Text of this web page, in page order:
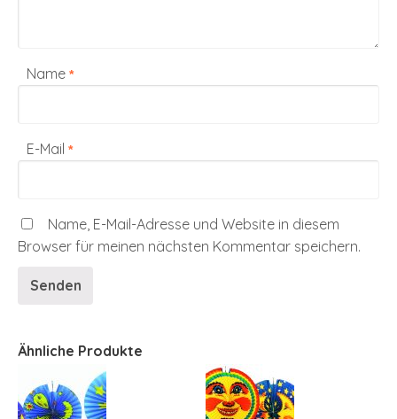
Name *
E-Mail *
Name, E-Mail-Adresse und Website in diesem
Browser für meinen nächsten Kommentar speichern.
Ähnliche Produkte